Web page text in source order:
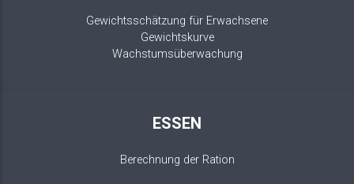
Gewichtsschätzung für Erwachsene
Gewichtskurve
Wachstumsüberwachung
ESSEN
Berechnung der Ration